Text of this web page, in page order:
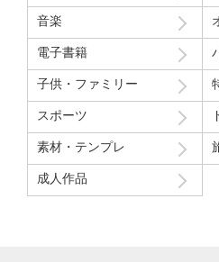
月間ランキング
音楽
電子書籍
子供・ファミリー
スポーツ
素材・テンプレ
成人作品